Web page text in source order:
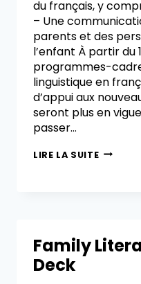
du français, y
– Une
parents et des
l’enfant À partir du
programmes-
linguistique en
d’appui aux
seront plus en
passer…
LIRE LA SUITE
Family
Deck